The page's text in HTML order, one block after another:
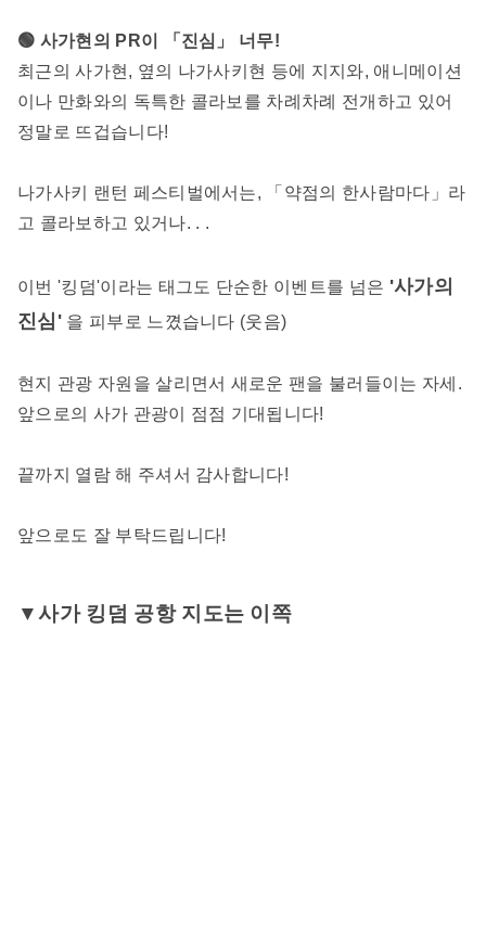
🟢 사가현의 PR이 「진심」 너무!
최근의 사가현, 옆의 나가사키현 등에 지지와, 애니메이션
이나 만화와의 독특한 콜라보를 차례차례 전개하고 있어
정말로 뜨겁습니다!
나가사키 랜턴 페스티벌에서는, 「약점의 한사람마다」라
고 콜라보하고 있거나. . .
이번 '킹덤'이라는 태그도 단순한 이벤트를 넘은 '사가의
진심'을 피부로 느꼈습니다 (웃음)
현지 관광 자원을 살리면서 새로운 팬을 불러들이는 자세.
앞으로의 사가 관광이 점점 기대됩니다!
끝까지 열람 해 주셔서 감사합니다!
앞으로도 잘 부탁드립니다!
▼사가 킹덤 공항 지도는 이쪽